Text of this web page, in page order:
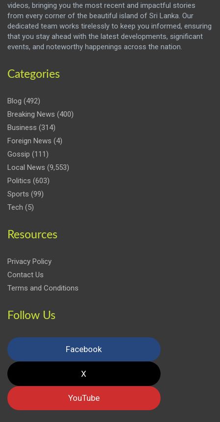
videos, bringing you the most recent and impactful stories
from every corner of the beautiful island of Sri Lanka. Our
dedicated team works tirelessly to keep you informed, ensuring
that you stay ahead with the latest developments, significant
events, and noteworthy happenings across the nation.
Categories
Blog (492)
Breaking News (400)
Business (314)
Foreign News (4)
Gossip (111)
Local News (9,553)
Politics (603)
Sports (99)
Tech (5)
Resources
Privacy Policy
Contact Us
Terms and Conditions
Follow Us
Facebook
X
YouTube